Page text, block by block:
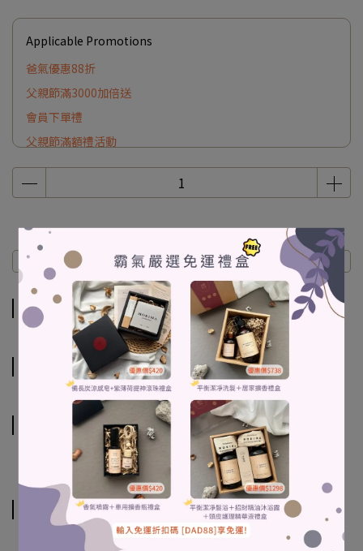
Applicable Promotions
爸氣優惠88折
父親節滿3000加倍送
會員下單禮
父親節滿額禮活動
Description Specification Shipping Method
Description
Specification
Shipping Method
Related Products